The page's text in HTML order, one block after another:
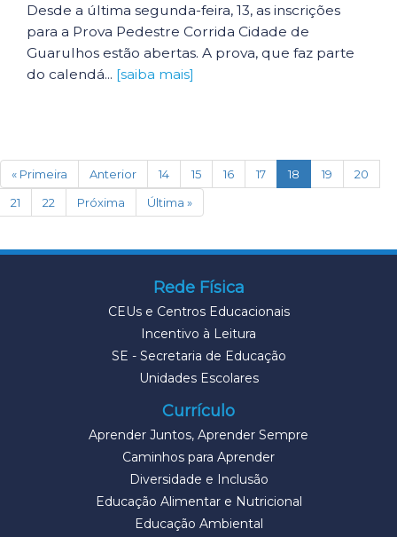
Desde a última segunda-feira, 13, as inscrições
para a Prova Pedestre Corrida Cidade de
Guarulhos estão abertas. A prova, que faz parte
do calendá... [saiba mais]
« Primeira Anterior 14 15 16 17 18 (current)
19
20
21
22 Próxima Última »
Rede Física
CEUs e Centros Educacionais
Incentivo à Leitura
SE - Secretaria de Educação
Unidades Escolares
Currículo
Aprender Juntos, Aprender Sempre
Caminhos para Aprender
Diversidade e Inclusão
Educação Alimentar e Nutricional
Educação Ambiental